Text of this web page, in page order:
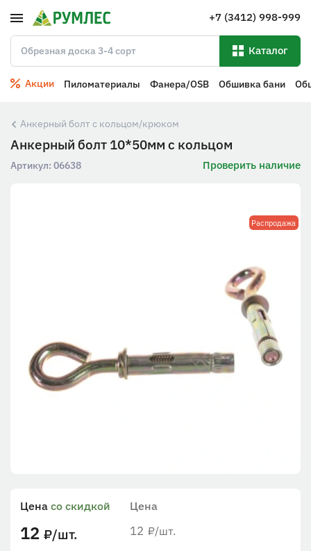
+7 (3412) 998-999
Каталог
Акции Пиломатериалы Фанера/OSB Обшивка бани
Анкерный болт с кольцом/крюком
Анкерный болт 10*50мм с кольцом
Артикул: 06638 Проверить наличие
Распродажа
Цена
12 ₽/шт.
Цена со скидкой
12 ₽/шт.